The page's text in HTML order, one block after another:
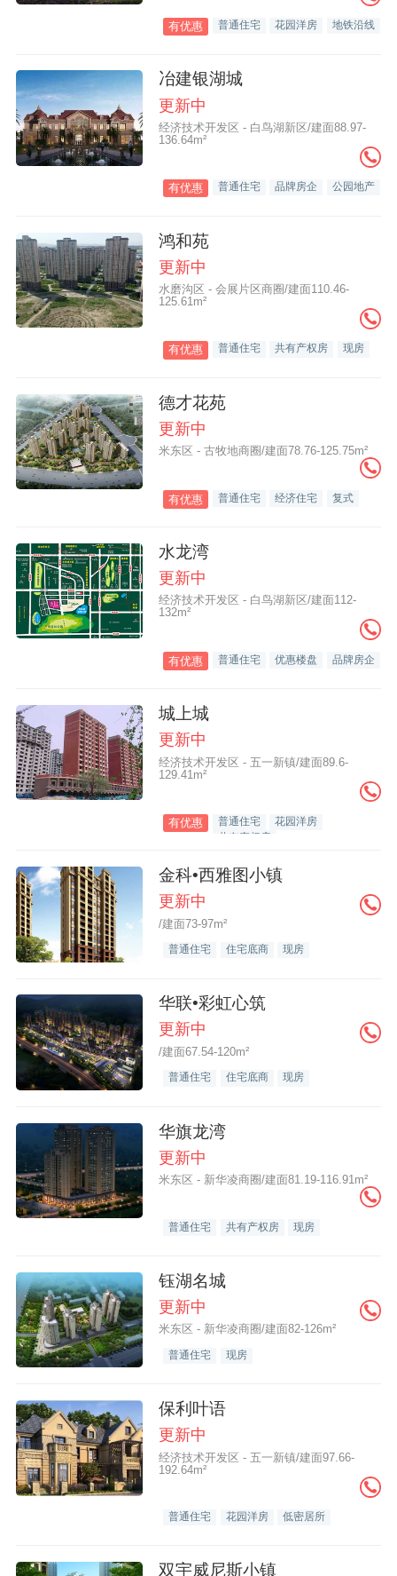
有优惠 普通住宅 花园洋房 地铁沿线
冶建银湖城
更新中
经济技术开发区 - 白鸟湖新区/建面88.97-
136.64m²
有优惠 普通住宅 品牌房企 公园地产
鸿和苑
更新中
水磨沟区 - 会展片区商圈/建面110.46-
125.61m²
有优惠 普通住宅 共有产权房 现房
德才花苑
更新中
米东区 - 古牧地商圈/建面78.76-125.75m²
有优惠 普通住宅 经济住宅 复式
水龙湾
更新中
经济技术开发区 - 白鸟湖新区/建面112-
132m²
有优惠 普通住宅 优惠楼盘 品牌房企
城上城
更新中
经济技术开发区 - 五一新镇/建面89.6-
129.41m²
有优惠 普通住宅
花园洋房
共有产权房
金科•西雅图小镇
更新中
/建面73-97m²
普通住宅 住宅底商 现房
华联•彩虹心筑
更新中
/建面67.54-120m²
普通住宅 住宅底商 现房
华旗龙湾
更新中
米东区 - 新华凌商圈/建面81.19-116.91m²
普通住宅 共有产权房 现房
钰湖名城
更新中
米东区 - 新华凌商圈/建面82-126m²
普通住宅 现房
保利叶语
更新中
经济技术开发区 - 五一新镇/建面97.66-
192.64m²
普通住宅 花园洋房 低密居所
双宇威尼斯小镇